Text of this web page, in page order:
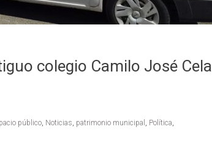
colegio Camilo José Cela
público, Noticias, patrimonio municipal , Política,